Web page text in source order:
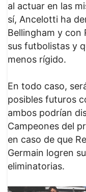
al actuar en las
sí, Ancelotti ha
Bellingham y con
sus futbolistas y
menos rígido.
En todo caso,
posibles futuros
ambos podrían
Campeones del
en caso de que
Germain logren
eliminatorias.